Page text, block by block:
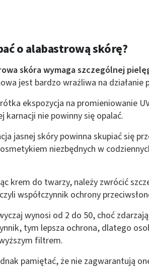
o alabastrową skórę?
skóra wymaga szczególnej
jest bardzo wrażliwa na działanie
ekspozycja na promieniowanie
karnacji nie powinny się opalać.
jasnej skóry powinna skupiać się
niezbędnych w
krem do twarzy, należy zwrócić
współczynnik ochrony
wynosi od 2 do 50, choć
tym lepsza ochrona, dlatego
filtrem.
pamiętać, że nie zagwarantują